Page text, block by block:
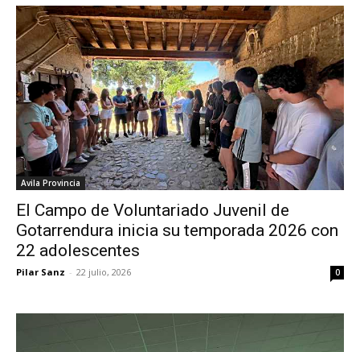
Avila Provincia
El Campo de Voluntariado Juvenil de
Gotarrendura inicia su temporada 2026 con
22 adolescentes
Pilar Sanz - 22 julio, 2026 0